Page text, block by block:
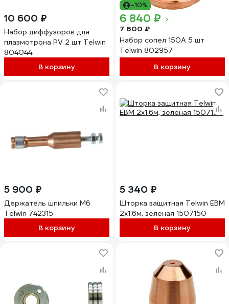
10 600 ₽
Набор диффузоров для
плазмотрона PV 2 шт Telwin
804044
В корзину
-10%
6 840 ₽
7 600 ₽
Набор сопел 150А 5 шт
Telwin 802957
В корзину
5 900 ₽
Держатель шпильки М6
Telwin 742315
В корзину
5 340 ₽
Шторка защитная Telwin EBM
2x1.6м, зеленая 1507150
В корзину